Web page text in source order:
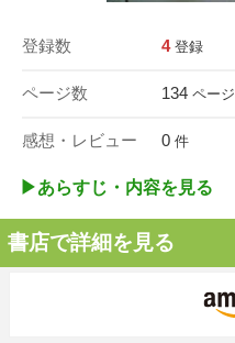
登録数 4 登録
ページ数 134 ページ
感想・レビュー 0 件
▶︎あらすじ・内容を見る
書店で詳細を見る